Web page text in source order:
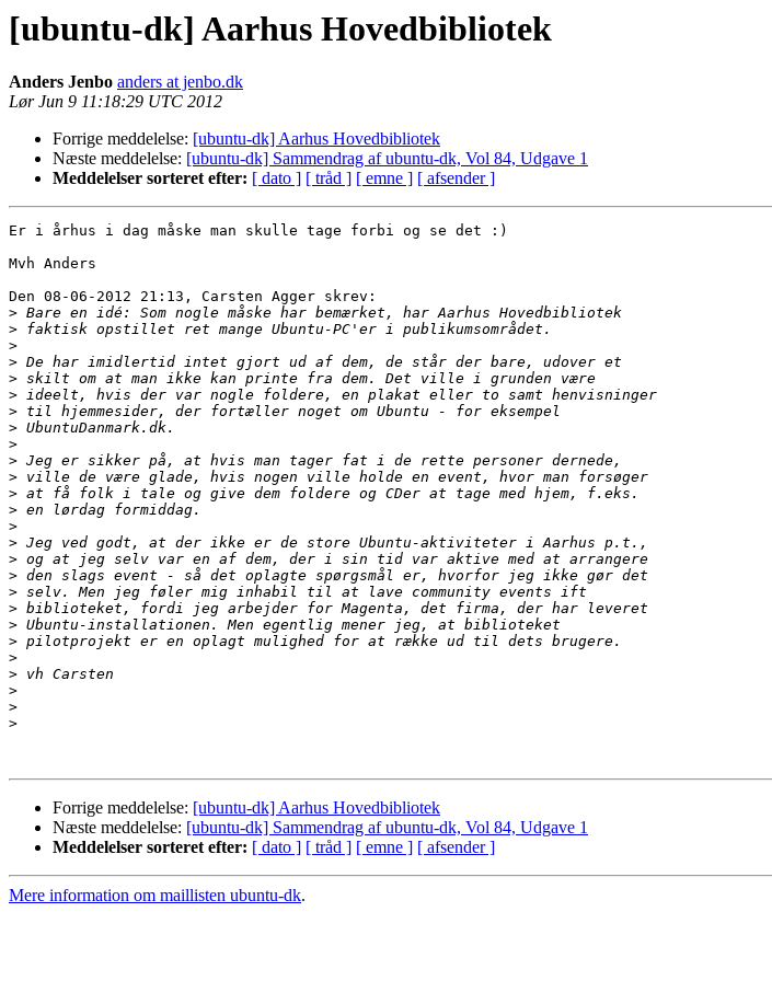
[ubuntu-dk] Aarhus Hovedbibliotek
Anders Jenbo anders at jenbo.dk
Lør Jun 9 11:18:29 UTC 2012
Forrige meddelelse: [ubuntu-dk] Aarhus Hovedbibliotek
Næste meddelelse: [ubuntu-dk] Sammendrag af ubuntu-dk, Vol 84, Udgave 1
Meddelelser sorteret efter: [ dato ] [ tråd ] [ emne ] [ afsender ]
Er i århus i dag måske man skulle tage forbi og se det :)
Mvh Anders
Den 08-06-2012 21:13, Carsten Agger skrev:
>
>
>
>
>
>
>
>
>
>
>
>
>
>
>
>
>
>
>
>
>
>
>
>
>
>
Forrige meddelelse: [ubuntu-dk] Aarhus Hovedbibliotek
Næste meddelelse: [ubuntu-dk] Sammendrag af ubuntu-dk, Vol 84, Udgave 1
Meddelelser sorteret efter: [ dato ] [ tråd ] [ emne ] [ afsender ]
Mere information om maillisten ubuntu-dk.